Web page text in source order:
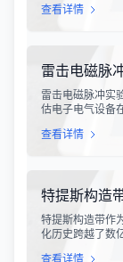
炸事故的风险。
查看详情
雷击电磁脉
雷击电磁脉冲实
估电子电气设备
具有上升时间快
查看详情
特提斯构造
特提斯构造带作
化历史跨越了数
查看详情